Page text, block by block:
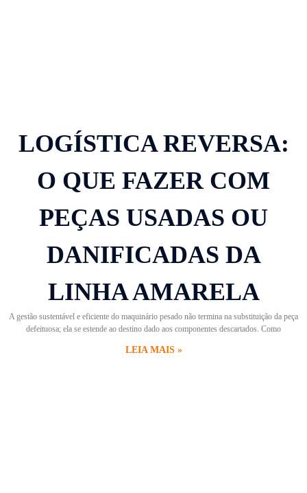
LOGÍSTICA REVERSA:
O QUE FAZER COM
PEÇAS USADAS OU
DANIFICADAS DA
LINHA AMARELA
A gestão sustentável e eficiente do maquinário pesado não termina na substituição da peça
defeituosa; ela se estende ao destino dado aos componentes descartados. Como
LEIA MAIS »